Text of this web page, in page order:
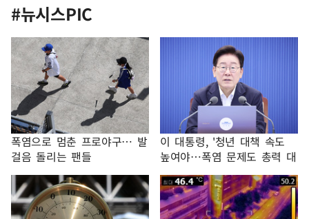
#뉴시스PIC
폭염으로 멈춘 프로야구… 발
걸음 돌리는 팬들
이 대통령, '청년 대책 속도
높여야…폭염 문제도 총력 대
응'